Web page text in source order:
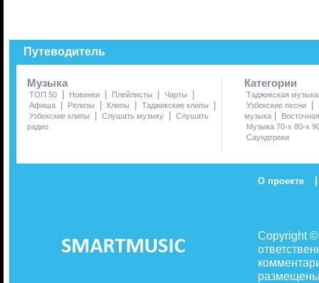
Путеводитель
Музыка
ТОП 50 | Новинки | Плейлисты | Чарты |
Афиша | Релизы | Клипы | Таджикские клипы |
Узбекские клипы | Слушать музыку | Слушать
радио
Категории
Таджикская музыка
Узбекские песни
|
музыка |
Музыка 70-х 80-х
Саундтреки
О проекте |
Copyright
размещены